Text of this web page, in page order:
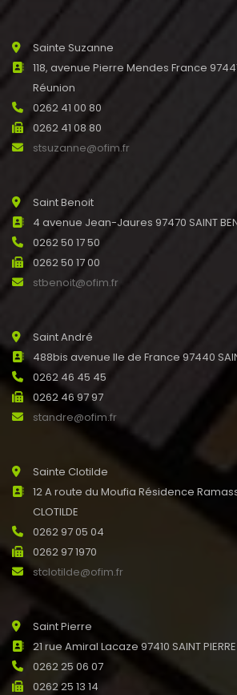
Sainte Suzanne
118, avenue Pierre Mendes France 97441
Réunion
0262 41 00 80
0262 41 08 80
stsuzanne@ofim.fr
Saint Benoit
4 avenue Jean-Jaures 97470 SAINT
0262 50 17 50
0262 50 17 00
stbenoit@ofim.fr
Saint André
488bis avenue Ile de France 97440
0262 46 45 45
0262 46 97 97
standre@ofim.fr
Sainte Clotilde
12 A route du Moufia Résidence
CLOTILDE
0262 97 05 04
0262 97 1970
stclotilde@ofim.fr
Saint Pierre
21 rue Amiral Lacaze 97410 SAINT
0262 25 06 07
0262 25 13 14